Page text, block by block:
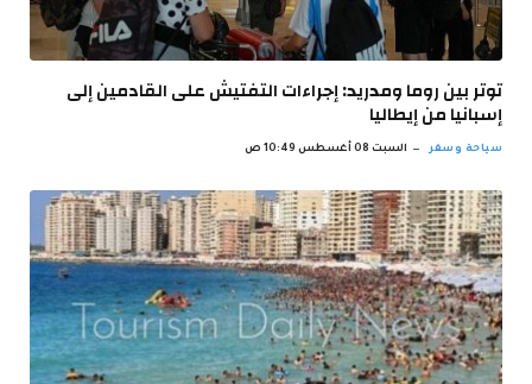
توتر بين روما ومدريد: إجراءات التفتيش على القادمين إلى
إسبانيا من إيطاليا
سياحة وسفر السبت 08 أغسطس 10:49 ص